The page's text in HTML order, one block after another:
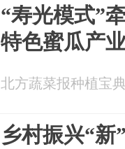
“寿光模式”
特色蜜瓜产
北方蔬菜报种植宝
乡村振兴“新